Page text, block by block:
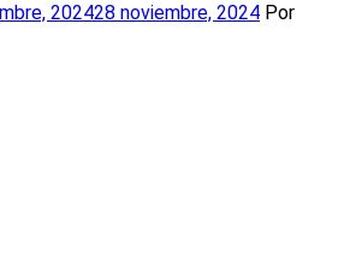
202428 noviembre, 2024 Por